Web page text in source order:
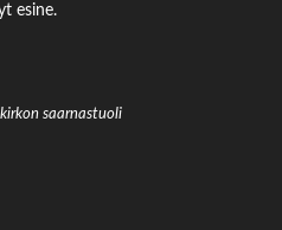
esine.
saarnastuoli